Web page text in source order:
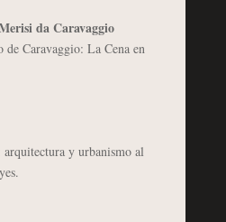
da Caravaggio
de Caravaggio: La Cena en
y urbanismo al